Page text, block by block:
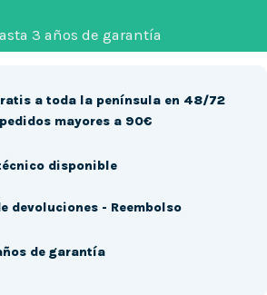
3 años de garantía
a toda la península en 48/72
mayores a 90€
disponible
devoluciones - Reembolso
de garantía